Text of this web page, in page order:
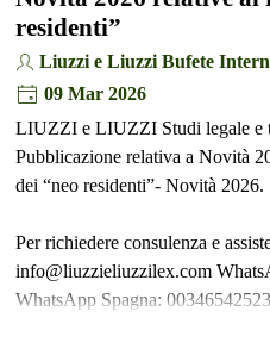
residenti”
Liuzzi e Liuzzi Bufete
09 Mar 2026
LIUZZI e LIUZZI Studi legale e
Pubblicazione relativa a Novità
dei “neo residenti”- Novità 2026.
Per richiedere consulenza e
info@liuzzieliuzzilex.com
WhatsApp Spagna: